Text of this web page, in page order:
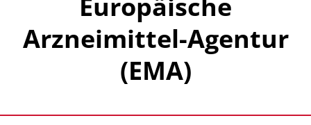
Arzneimittel-Agentur
(EMA)